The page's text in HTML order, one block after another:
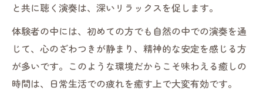
と共に聴く演奏は、深いリラックスを促します。
体験者の中には、初めての方でも自然の中での演奏を通
じて、心のざわつきが静まり、精神的な安定を感じる方
が多いです。このような環境だからこそ味わえる癒しの
時間は、日常生活での疲れを癒す上で大変有効です。